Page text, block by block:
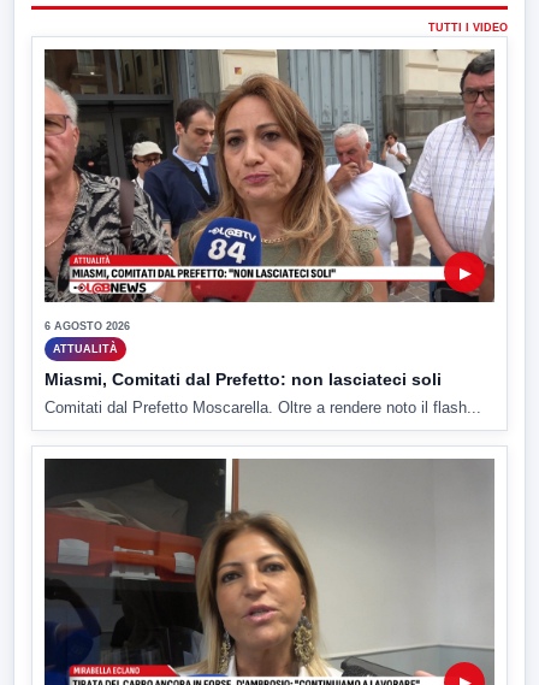
TUTTI I VIDEO
▶
6 AGOSTO 2026
ATTUALITÀ
Miasmi, Comitati dal Prefetto: non lasciateci soli
Comitati dal Prefetto Moscarella. Oltre a rendere noto il flash...